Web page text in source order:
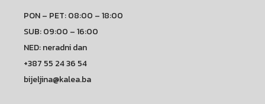
PON – PET: 08:00 – 18:00
SUB: 09:00 – 16:00
NED: neradni dan
+387 55 24 36 54
bijeljina@kalea.ba